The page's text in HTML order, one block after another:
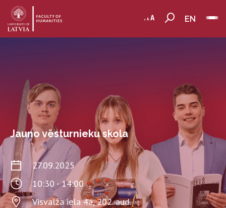
EN
Jauno vēsturnieku skola
27.09.2025
10:30 - 14:00
Visvalža iela 4a, 202. aud.